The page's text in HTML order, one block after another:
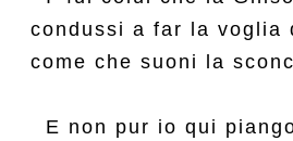
condussi a far la voglia
come che suoni la
E non pur io qui